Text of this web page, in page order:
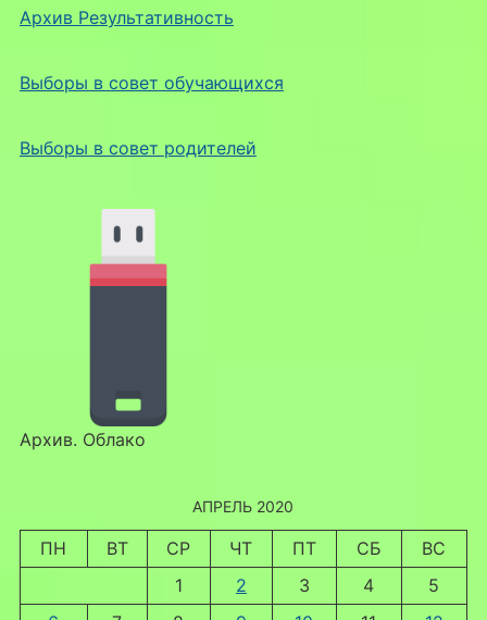
Архив Результативность
Выборы в совет обучающихся
Выборы в совет родителей
Архив. Облако
АПРЕЛЬ 2020
ПН ВТ СР ЧТ ПТ СБ
ВС
1
2 3 4
5